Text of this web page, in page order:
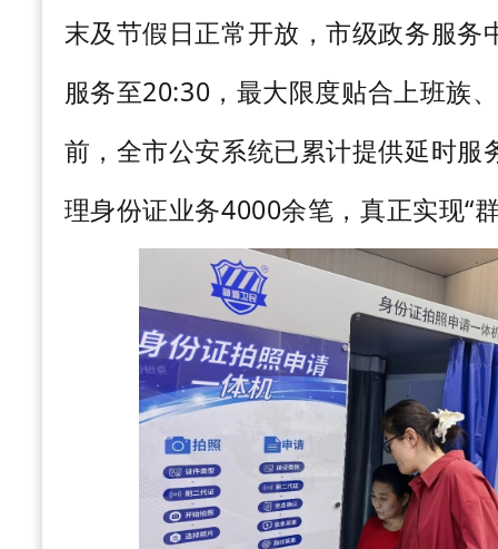
末及节假日正常开放，市级政务服务
服务至20:30 ，最大限度贴合上班族
前，全市公安系统已累计提供延时服
理身份证业务4000余笔，真正实现“